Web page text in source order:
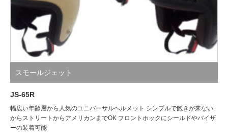
スモールジェット
JS-65R
幅広い年齢層から人気のユニバーサルヘルメット シンプルで飽きが来ない
からストリートからアメリカンまでOK フロントホックにシールドやバイザ
ーの装着可能